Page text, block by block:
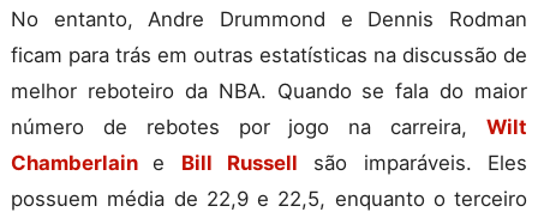
No entanto, Andre Drummond e Dennis Rodman
ficam para trás em outras estatísticas na discussão de
melhor reboteiro da NBA. Quando se fala do maior
número de rebotes por jogo na carreira, Wilt
Chamberlain
e Bill Russell são imparáveis. Eles
possuem média de 22,9 e 22,5, enquanto o terceiro